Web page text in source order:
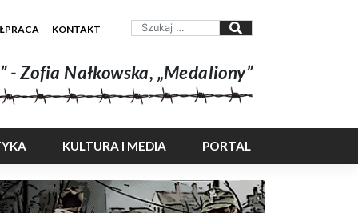
KONTAKT
Zofia Nałkowska, „Medaliony”
KULTURA I MEDIA PORTAL